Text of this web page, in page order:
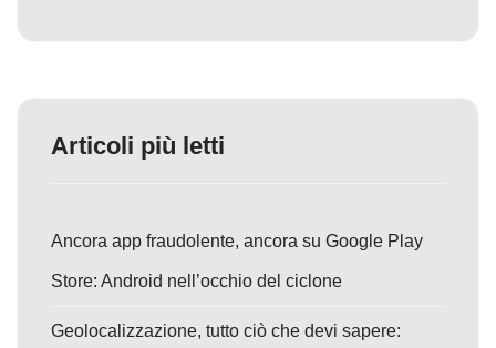
Articoli più letti
Ancora app fraudolente, ancora su Google Play
Store: Android nell’occhio del ciclone
Geolocalizzazione, tutto ciò che devi sapere: